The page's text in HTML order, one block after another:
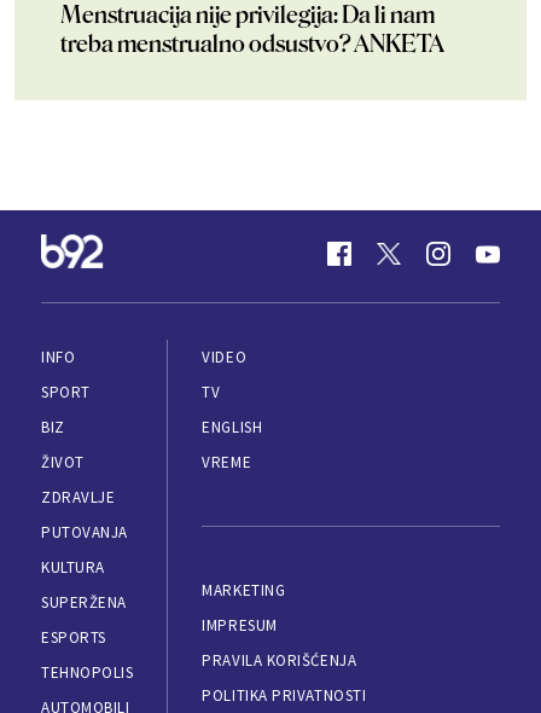
Menstruacija nije privilegija: Da li nam
treba menstrualno odsustvo? ANKETA
INFO
SPORT
BIZ
ŽIVOT
ZDRAVLJE
PUTOVANJA
KULTURA
SUPERŽENA
ESPORTS
TEHNOPOLIS
AUTOMOBILI
VIDEO
TV
ENGLISH
VREME
MARKETING
IMPRESUM
PRAVILA KORIŠĆENJA
POLITIKA PRIVATNOSTI